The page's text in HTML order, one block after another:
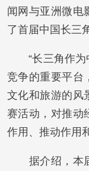
闻网与亚洲微电
了首届中国长三
“长三角作为
竞争的重要平台
文化和旅游的风
赛活动，对推动
作用、推动作用
据介绍，本届